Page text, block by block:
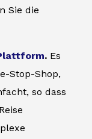
Sie die
. Es
Stop-Shop,
so dass